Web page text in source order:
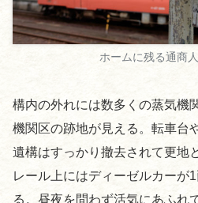
ホームに残る通商
構内の外れには数多くの蒸気機
機関区の跡地が見える。転車台
遺構はすっかり撤去されて更地
レール上にはディーゼルカーが
る。昼夜を問わず活気にあふれ